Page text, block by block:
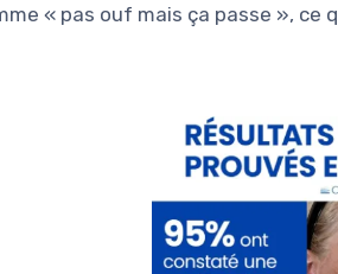
« pas ouf mais ça passe », ce